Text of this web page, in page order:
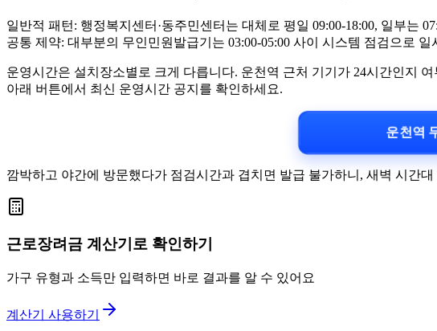
일반적 패턴: 행정복지센터·동주민센터는 대체로 평일 09:00-18:00, 일부는
공통 제약: 대부분의 무인민원발급기는 03:00-05:00 사이 시스템 점검으로 일
운영시간은 설치장소별로 크게 다릅니다. 운천역 근처 기기가 24시간인지
아래 버튼에서 최신 운영시간 공지를 확인하세요.
운천역
깜박하고 야간에 방문했다가 점검시간과 겹치면 발급 불가하니, 새벽 시간
근로장려금 계산기로 확인하기
가구 유형과 소득만 입력하면 바로 결과를 알 수 있어요
계산기 사용하기